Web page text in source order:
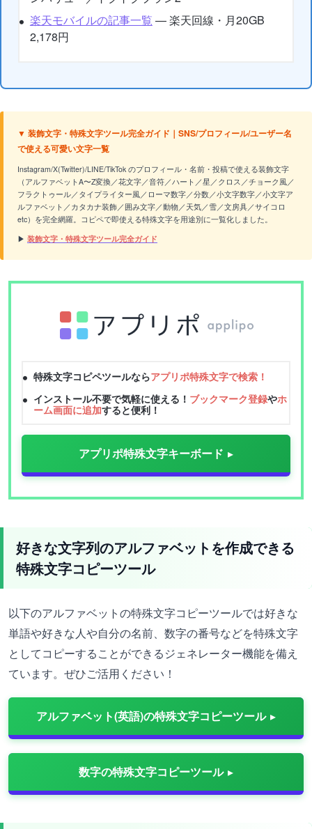
楽天モバイルの記事一覧 — 楽天回線・月20GB
2,178円
▼ 装飾文字・特殊文字ツール完全ガイド｜SNS/プロフィール/ユーザー名
で使える可愛い文字一覧
Instagram/X(Twitter)/LINE/TikTok のプロフィール・名前・投稿で使える装飾文字
（アルファベットA〜Z変換／花文字／音符／ハート／星／クロス／チョーク風／
フラクトゥール／タイプライター風／ローマ数字／分数／小文字数字／小文字ア
ルファベット／カタカナ装飾／囲み文字／動物／天気／雪／文房具／サイコロ
etc）を完全網羅。コピペで即使える特殊文字を用途別に一覧化しました。
▶ 装飾文字・特殊文字ツール完全ガイド
特殊文字コピペツールならアプリポ特殊文字で検索！
インストール不要で気軽に使える！ ブックマーク登録やホ
ーム画面に追加すると便利！
アプリポ特殊文字キーボード
好きな文字列のアルファベットを作成できる
特殊文字コピーツール
以下のアルファベットの特殊文字コピーツールでは好きな
単語や好きな人や自分の名前、数字の番号などを特殊文字
としてコピーすることができるジェネレーター機能を備え
ています。ぜひご活用ください！
アルファベット(英語)の特殊文字コピーツール
数字の特殊文字コピーツール